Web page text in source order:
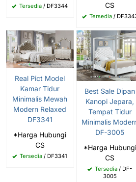
Tersedia / DF3344
CS
Tersedia/
Real Pict Model
Kamar Tidur
Minimalis Mewah
Modern Relaxed
DF3341
*Harga Hubungi
CS
Tersedia / DF3341
Best Sale Dipan
Kanopi Jepara,
Tempat Tidur
Minimalis
DF-3005
*Harga Hubungi
CS
Tersedia / DF-
3005